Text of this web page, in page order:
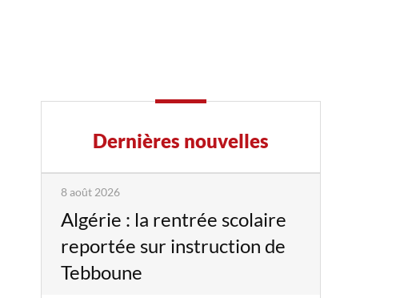
Dernières nouvelles
8 août 2026
Algérie : la rentrée scolaire
reportée sur instruction de
Tebboune